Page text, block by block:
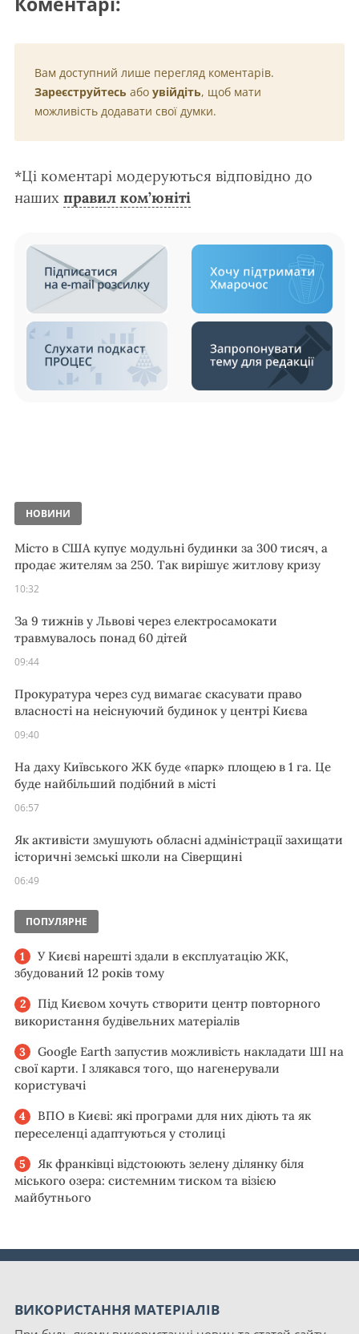
Вам доступний лише перегляд коментарів.
Зареєструйтесь або увійдіть, щоб мати
можливість додавати свої думки.
*Ці коментарі модеруються відповідно до
наших правил ком’юніті
НОВИНИ
Місто в США купує модульні будинки за 300 тисяч, а
продає жителям за 250. Так вирішує житлову кризу
10:32
За 9 тижнів у Львові через електросамокати
травмувалось понад 60 дітей
09:44
Прокуратура через суд вимагає скасувати право
власності на неіснуючий будинок у центрі Києва
09:40
На даху Київського ЖК буде «парк» площею в 1 га. Це
буде найбільший подібний в місті
06:57
Як активісти змушують обласні адміністрації захищати
історичні земські школи на Сіверщині
06:49
ПОПУЛЯРНЕ
У Києві нарешті здали в експлуатацію ЖК,
збудований 12 років тому
Під Києвом хочуть створити центр повторного
використання будівельних матеріалів
Google Earth запустив можливість накладати ШІ на
свої карти. І злякався того, що нагенерували
користувачі
ВПО в Києві: які програми для них діють та як
переселенці адаптуються у столиці
Як франківці відстоюють зелену ділянку біля
міського озера: системним тиском та візією
майбутнього
ВИКОРИСТАННЯ МАТЕРІАЛІВ